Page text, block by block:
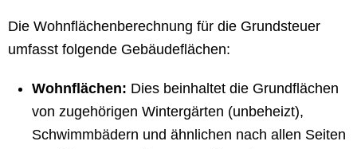
Die Wohnflächenberechnung für die Grundsteuer
umfasst folgende Gebäudeflächen:
Wohnflächen: Dies beinhaltet die Grundflächen
von zugehörigen Wintergärten (unbeheizt),
Schwimmbädern und ähnlichen nach allen Seiten